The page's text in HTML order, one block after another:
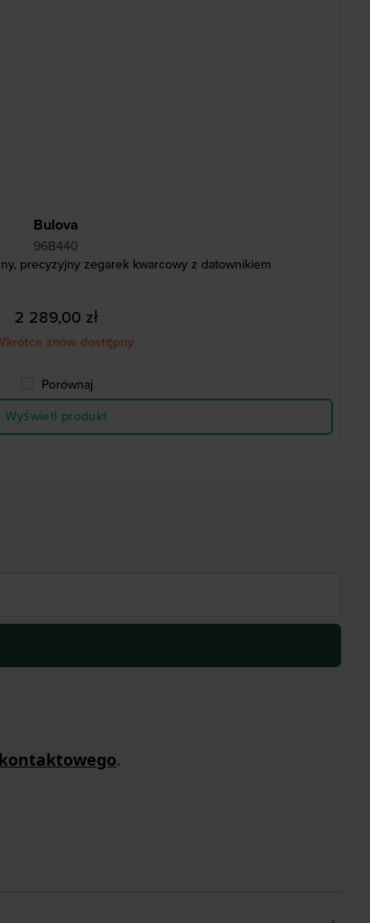
Bulova
96B440
precyzyjny zegarek kwarcowy z datownikiem
2 289,00 zł
znów dostępny
Porównaj
Wyświetl produkt
.